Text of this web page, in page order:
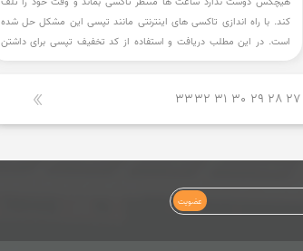
کند. با راه اندازی تاکسی های اینترنتی مانند تپسی این مشکل حل شده
است. در این مطلب دریافت و استفاده از کد تخفیف تپسی برای داشتن
سفری ارزان تر را آموزش خواهید دید.
27
28
29
30
31
32
33
عضویت